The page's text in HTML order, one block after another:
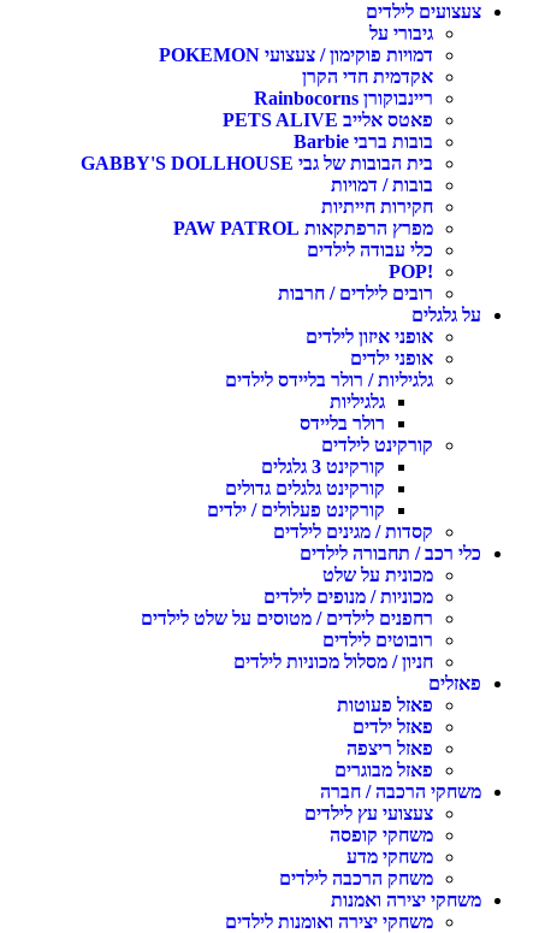
לילדים
גיבורי על
דמויות פוקימון / צעצועי POKEMON
אקדמית חדי הקרן
ריינבוקורן Rainbocorns
פאטס אלייב PETS ALIVE
בובות ברבי Barbie
בית הבובות של גבי GABBY'S DOLLHOUSE
בובות / דמויות
חקירות חייתיות
מפרץ הרפתקאות PAW PATROL
כלי עבודה לילדים
רובים לילדים / חרבות
גלגלים
אופני איזון לילדים
אופני ילדים
גלגיליות / רולר בליידס לילדים
גלגיליות
רולר בליידס
קורקינט לילדים
קורקינט 3 גלגלים
קורקינט גלגלים גדולים
קורקינט פעלולים / ילדים
קסדות / מגינים לילדים
רכב / תחבורה לילדים
מכונית על שלט
מכוניות / מנופים לילדים
רחפנים לילדים / מטוסים על שלט לילדים
רובוטים לילדים
חניון / מסלול מכוניות לילדים
פאזל פעוטות
פאזל ילדים
פאזל ריצפה
פאזל מבוגרים
הרכבה / חברה
צעצועי עץ לילדים
משחקי קופסה
משחקי מדע
משחק הרכבה לילדים
יצירה ואמנות
משחקי יצירה ואומנות לילדים